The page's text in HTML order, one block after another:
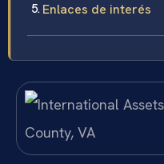
Enlaces de interés